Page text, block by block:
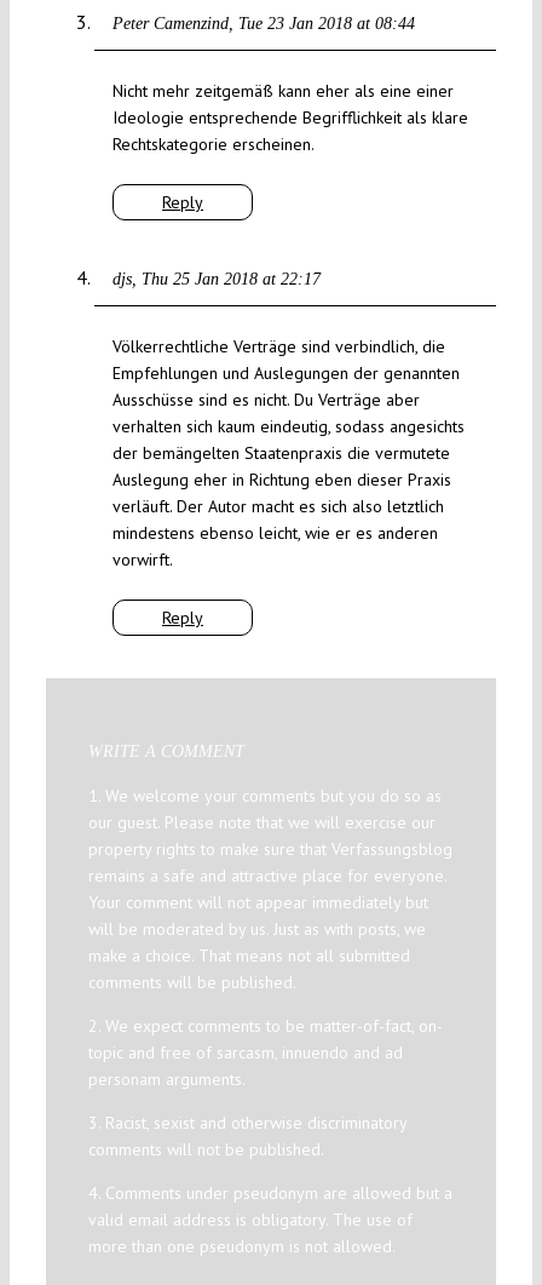
Peter Camenzind Tue 23 Jan 2018 at 08:44
Reply
Nicht mehr zeitgemäß kann eher als eine einer
Ideologie entsprechende Begrifflichkeit als klare
Rechtskategorie erscheinen.
djs Thu 25 Jan 2018 at 22:17
Reply
Völkerrechtliche Verträge sind verbindlich, die
Empfehlungen und Auslegungen der genannten
Ausschüsse sind es nicht. Du Verträge aber
verhalten sich kaum eindeutig, sodass angesichts
der bemängelten Staatenpraxis die vermutete
Auslegung eher in Richtung eben dieser Praxis
verläuft. Der Autor macht es sich also letztlich
mindestens ebenso leicht, wie er es anderen
vorwirft.
WRITE A COMMENT
1. We welcome your comments but you do so as
our guest. Please note that we will exercise our
property rights to make sure that Verfassungsblog
remains a safe and attractive place for everyone.
Your comment will not appear immediately but
will be moderated by us. Just as with posts, we
make a choice. That means not all submitted
comments will be published.
2. We expect comments to be matter-of-fact, on-
topic and free of sarcasm, innuendo and ad
personam arguments.
3. Racist, sexist and otherwise discriminatory
comments will not be published.
4. Comments under pseudonym are allowed but a
valid email address is obligatory. The use of
more than one pseudonym is not allowed.